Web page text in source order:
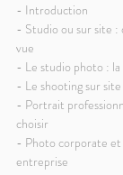
- Introduction
- Studio ou sur site :
vue
- Le studio photo :
- Le shooting sur
- Portrait
choisir
- Photo corporate
entreprise